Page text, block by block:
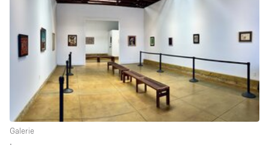
Dak
Evenementruimte
Foto / Filmstudio
Galerie
Hal
Galerie
∙